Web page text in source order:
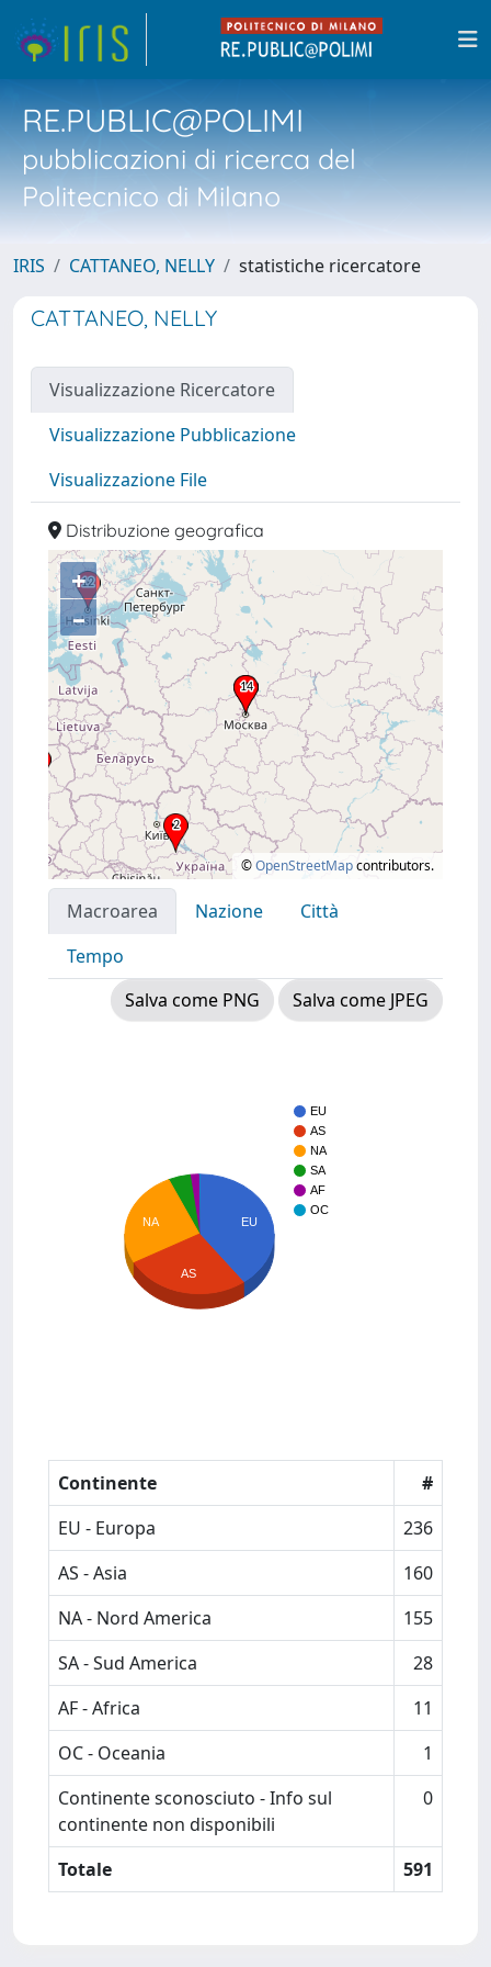
RE.PUBLIC@POLIMI
pubblicazioni di ricerca del
Politecnico di Milano
IRIS CATTANEO, NELLY statistiche ricercatore
CATTANEO, NELLY
Visualizzazione Ricercatore
Visualizzazione Pubblicazione
Visualizzazione File
Distribuzione geografica
+
–
©OpenStreetMapcontributors.
Macroarea Nazione
Città
Tempo
Salva come PNG
Salva come JPEG
EU
AS
NA
SA
AF
OC
EU
NA
AS
Continente
#
EU - Europa
236
AS - Asia
160
NA - Nord America
155
SA - Sud America
28
AF - Africa
11
OC - Oceania
1
Continente sconosciuto - Info sul
continente non disponibili
0
Totale 591